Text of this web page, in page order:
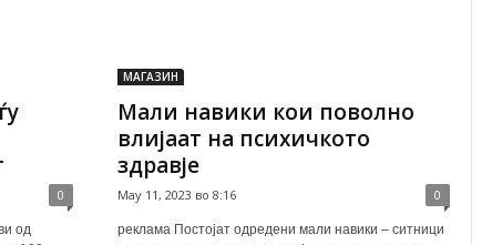
0
од
МАГАЗИН
Мали навики кои поволно
влијаат на психичкото
здравје
May 11, 2023 во 8:16 0
реклама Постојат одредени мали навики – ситници